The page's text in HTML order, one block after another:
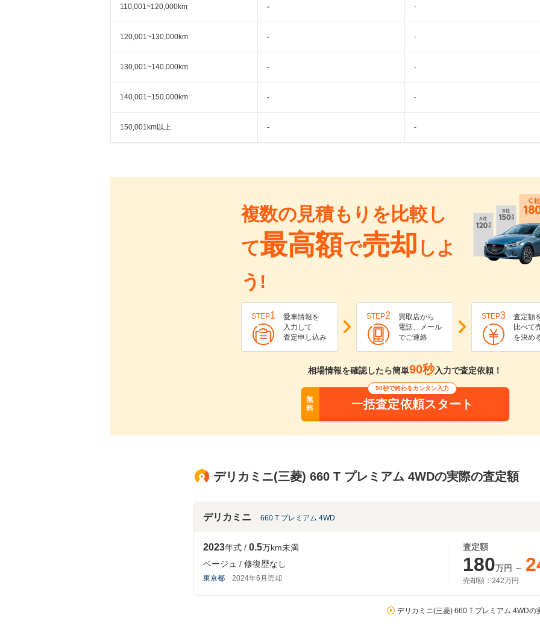
110,001~120,000km - -
120,001~130,000km - -
130,001~140,000km - -
140,001~150,000km - -
150,001km以上 - -
複数の見積もりを比較し
て最高額で売却 しよ
う!
STEP1
愛車情報を
入力して
査定申し込み
STEP2
買取店から
電話、メール
でご連絡
STEP3
査定額
比べて
を決め
相場情報を確認したら簡単90秒入力で査定依頼！
無
料
90秒で終わるカンタン入力
一括査定依頼スタート
デリカミニ(三菱) 660 T プレミアム 4WDの実際の査定額
デリカミニ 660 T プレミアム 4WD
2023年式 0.5万km未満
ベージュ
修復歴なし
東京都 2024年6月売却
査定額
180万円 ～
売却額： 242万円
デリカミニ(三菱) 660 T プレミアム 4WDの